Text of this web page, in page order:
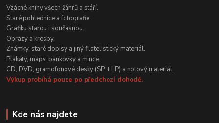
Vzácné knihy všech žánrů a stáří.
Staré pohlednice a fotografie.
Grafiku starou i současnou.
Obrazy a kresby.
Známky, staré dopisy a jiný filatelistický materiál.
Plakáty, mapy, bankovky a mince.
CD, DVD, gramofonové desky (SP + LP) a notový materiál.
Výkup probíhá pouze po předchozí dohodě.
Kde nás najdete